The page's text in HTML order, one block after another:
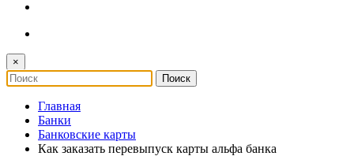
×
Главная
Банки
Банковские карты
Как заказать перевыпуск карты альфа банка